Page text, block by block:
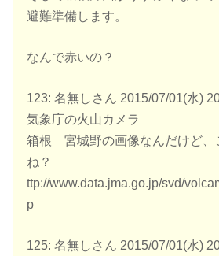
避難準備します。
なんで赤いの？
123: 名無しさん 2015/07/01(水)
気象庁の火山カメラ
箱根 宮城野の画像なんだけど、
ね？
ttp://www.data.jma.go.jp/svd/
p
125: 名無しさん 2015/07/01(水)